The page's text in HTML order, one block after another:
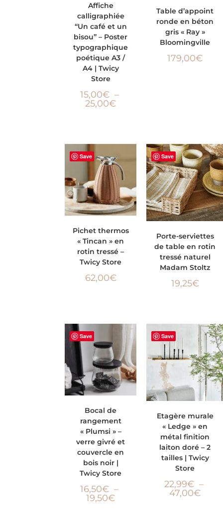
OPTIONS
Affiche
calligraphiée
“Un café et un
bisou” – Poster
typographique
poétique A3 /
A4 | Twicy
Store
15,00€ –
25,00€
Table d’appoint
ronde en béton
gris « Ray »
Bloomingville
179,00€
Save
PANIER
Pichet thermos
« Tincan » en
rotin tressé –
Twicy Store
62,00€
Save
Porte-serviettes
de table en rotin
tressé naturel
Madam Stoltz
19,25€
Save
OPTIONS
Bocal de
rangement
« Plumsi » –
verre givré et
couvercle en
bois noir |
Twicy Store
16,50€ –
19,50€
Save
Etagère murale
« Ledge » en
métal finition
laiton doré – 2
tailles | Twicy
Store
22,99€ –
47,00€